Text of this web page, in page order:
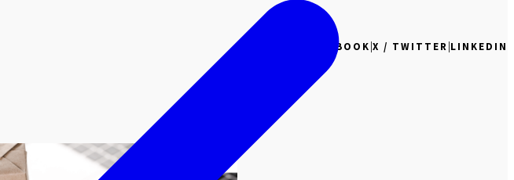
FACEBOOK|X / TWITTER|LINKEDIN